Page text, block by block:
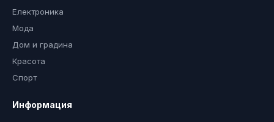
Електроника
Мода
Дом и градина
Красота
Спорт
Информация